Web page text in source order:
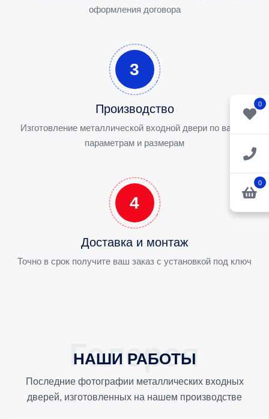
0
0
оформления договора
3
Производство
Изготовление металлической входной двери по вашим
параметрам и размерам
4
Доставка и монтаж
Точно в срок получите ваш заказ с установкой под ключ
НАШИ РАБОТЫ
Последние фотографии металлических входных
дверей, изготовленных на нашем производстве